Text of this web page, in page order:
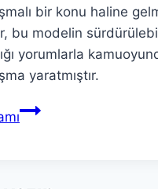
bir konu haline
bu modelin
yorumlarla
yaratmıştır.
Türkiye